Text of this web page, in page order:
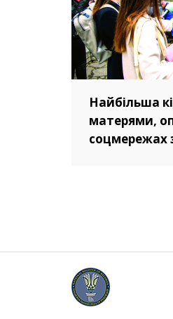
Найбільша
матерями,
соцмережах